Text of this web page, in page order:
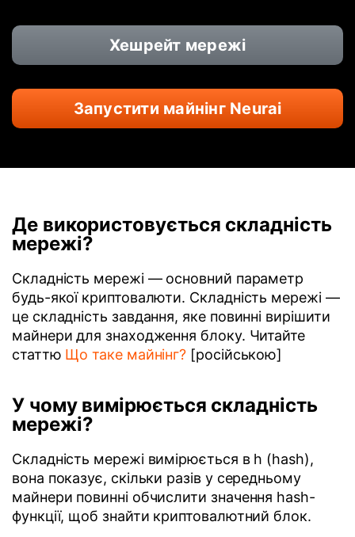
Хешрейт мережі
Запустити майнінг Neurai
Де використовується складність
мережі?
Складність мережі — основний параметр
будь-якої криптовалюти. Складність мережі —
це складність завдання, яке повинні вирішити
майнери для знаходження блоку. Читайте
статтю Що таке майнінг? [російською]
У чому вимірюється складність
мережі?
Складність мережі вимірюється в h (hash),
вона показує, скільки разів у середньому
майнери повинні обчислити значення hash-
функції, щоб знайти криптовалютний блок.